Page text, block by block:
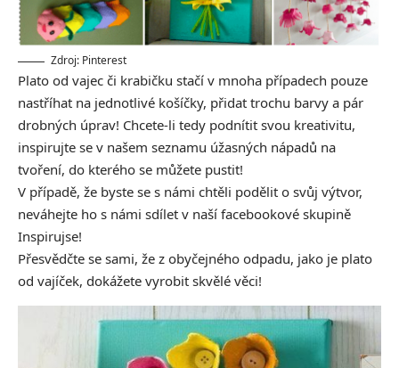
Zdroj: Pinterest
Plato od vajec či krabičku stačí v mnoha případech pouze
nastříhat na jednotlivé košíčky, přidat trochu barvy a pár
drobných úprav! Chcete-li tedy podnítit svou kreativitu,
inspirujte se v našem seznamu úžasných nápadů na
tvoření, do kterého se můžete pustit!
V případě, že byste se s námi chtěli podělit o svůj výtvor,
neváhejte ho s námi sdílet v naší facebookové skupině
Inspirujse!
Přesvědčte se sami, že z obyčejného odpadu, jako je plato
od vajíček, dokážete vyrobit skvělé věci!